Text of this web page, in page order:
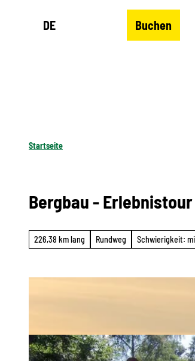
DE Buchen
Startseite
Bergbau - Erlebnistour
226,38 km lang Rundweg Schwierigkeit: